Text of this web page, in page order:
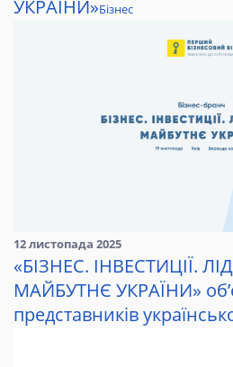
УКРАЇНИ»Бізнес
12 листопада 2025
«БІЗНЕС. ІНВЕСТИЦІЇ.
МАЙБУТНЄ УКРАЇНИ»
представників